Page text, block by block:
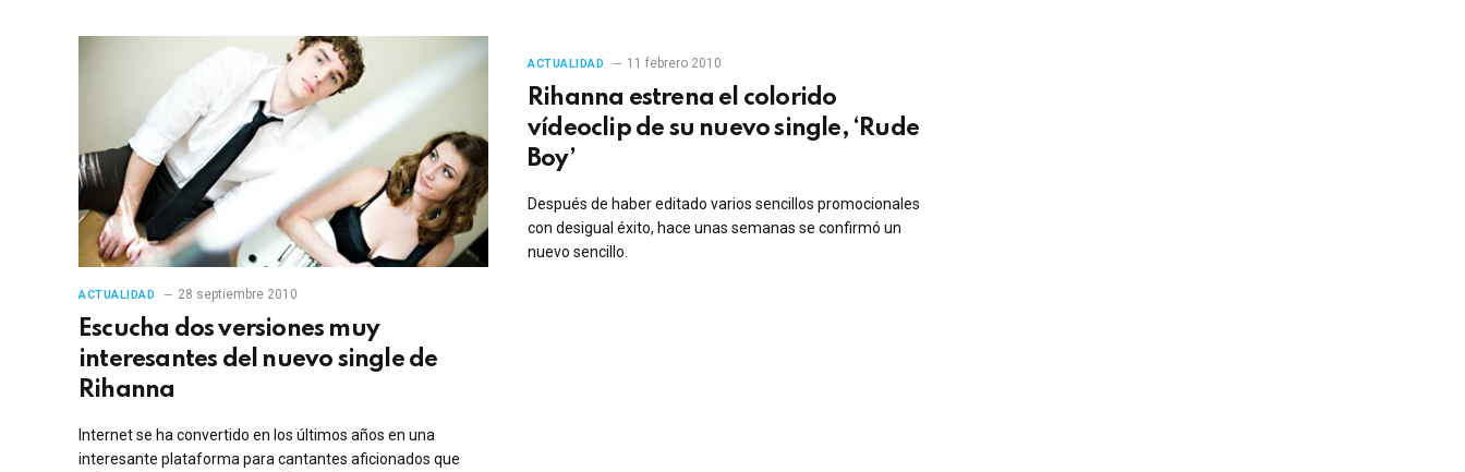
ACTUALIDAD 28 septiembre 2010
Escucha dos versiones muy
interesantes del nuevo single de
Rihanna
Internet se ha convertido en los últimos años en una
interesante plataforma para cantantes aficionados que
ACTUALIDAD 11 febrero 2010
Rihanna estrena el colorido
vídeoclip de su nuevo single, ‘Rude
Boy’
Después de haber editado varios sencillos promocionales
con desigual éxito, hace unas semanas se confirmó un
nuevo sencillo.